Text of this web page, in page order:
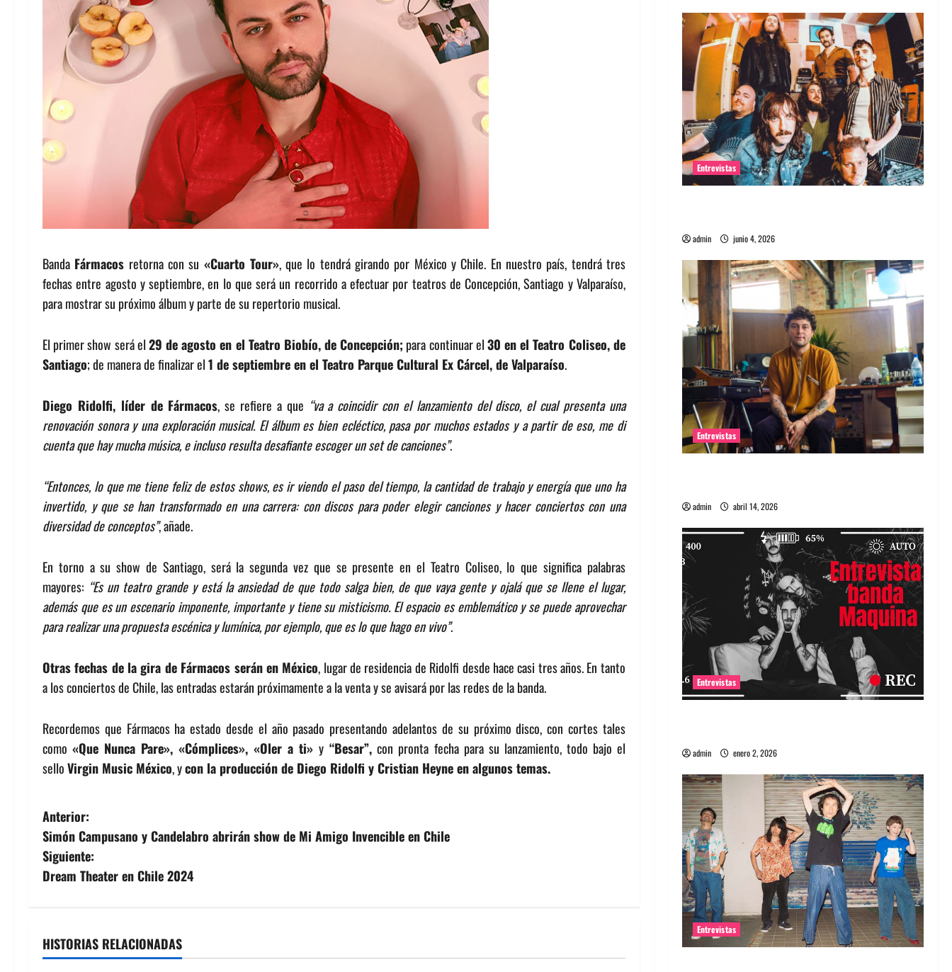
Banda Fármacos retorna con su «Cuarto Tour», que lo tendrá girando por México y Chile. En nuestro país, tendrá tres
fechas entre agosto y septiembre, en lo que será un recorrido a efectuar por teatros de Concepción, Santiago y Valparaíso,
para mostrar su próximo álbum y parte de su repertorio musical.
El primer show será el29 de agosto en el Teatro Biobío, de Concepción; para continuar el30 en el Teatro Coliseo, de
Santiago; de manera de finalizar el1 de septiembre en el Teatro Parque Cultural Ex Cárcel, de Valparaíso.
Diego Ridolfi, líder de Fármacos, se refiere a que “va a coincidir con el lanzamiento del disco, el cual presenta una
renovación sonora y una exploración musical. El álbum es bien ecléctico, pasa por muchos estados y a partir de eso, me di
cuenta que hay mucha música, e incluso resulta desafiante escoger un set de canciones”.
“Entonces, lo que me tiene feliz de estos shows, es ir viendo el paso del tiempo, la cantidad de trabajo y energía que uno ha
invertido, y que se han transformado en una carrera: con discos para poder elegir canciones y hacer conciertos con una
diversidad de conceptos”, añade.
En torno a su show de Santiago, será la segunda vez que se presente en el Teatro Coliseo, lo que significa palabras
mayores: “Es un teatro grande y está la ansiedad de que todo salga bien, de que vaya gente y ojalá que se llene el lugar,
además que es un escenario imponente, importante y tiene su misticismo. El espacio es emblemático y se puede aprovechar
para realizar una propuesta escénica y lumínica, por ejemplo, que es lo que hago en vivo”.
Otras fechas de la gira de Fármacos serán en México, lugar de residencia de Ridolfi desde hace casi tres años. En tanto
a los conciertos de Chile, las entradas estarán próximamente a la venta y se avisará por las redes de la banda.
Recordemos que Fármacos ha estado desde el año pasado presentando adelantos de su próximo disco, con cortes tales
como«Que Nunca Pare», «Cómplices», «Oler a ti»y “Besar”, con pronta fecha para su lanzamiento, todo bajo el
selloVirgin Music México, ycon la producción de Diego Ridolfi y Cristian Heyne en algunos temas.
N
a
v
g
Anterior:
Simón Campusano y Candelabro abrirán show de Mi Amigo Invencible en Chile
Siguiente:
Dream Theater en Chile 2024
HISTORIAS RELACIONADAS
Entrevistas
admin junio 4, 2026
Entrevistas
admin abril 14, 2026
Entrevistas
admin enero 2, 2026
Entrevistas